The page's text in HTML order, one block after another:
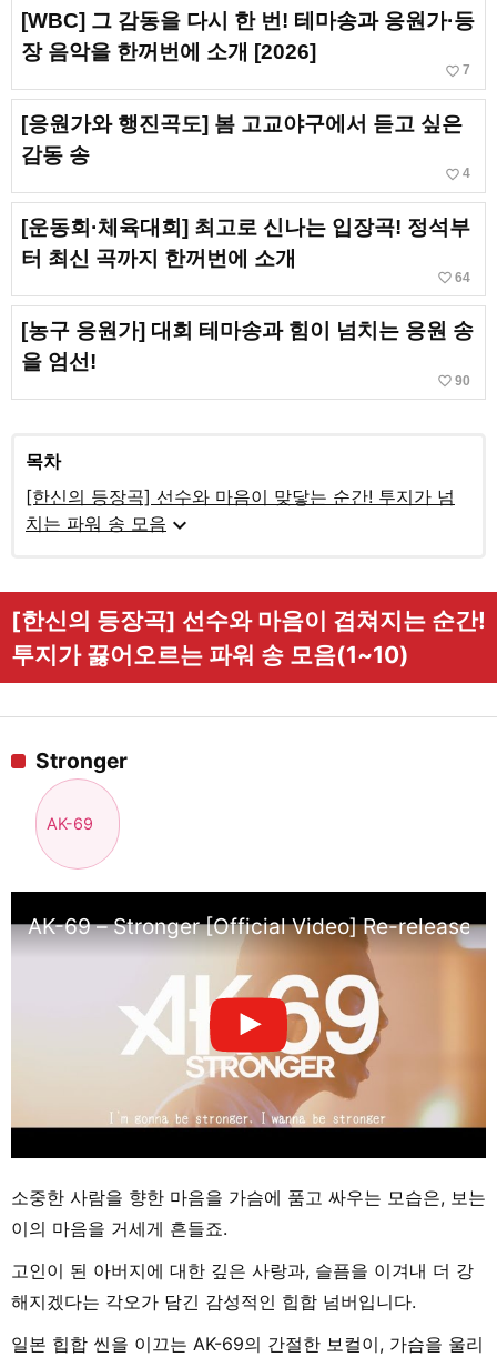
[WBC] 그 감동을 다시 한 번! 테마송과 응원가·등
장 음악을 한꺼번에 소개 [2026]
favorite_border 7
[응원가와 행진곡도] 봄 고교야구에서 듣고 싶은
감동 송
favorite_border 4
[운동회·체육대회] 최고로 신나는 입장곡! 정석부
터 최신 곡까지 한꺼번에 소개
favorite_border 64
[농구 응원가] 대회 테마송과 힘이 넘치는 응원 송
을 엄선!
favorite_border 90
목차
[한신의 등장곡] 선수와 마음이 맞닿는 순간! 투지가 넘
치는 파워 송 모음 expand_more
[한신의 등장곡] 선수와 마음이 겹쳐지는 순간!
투지가 끓어오르는 파워 송 모음(1~10)
Stronger
AK-69
AK-69 – Stronger [Official Video] Re-release
소중한 사람을 향한 마음을 가슴에 품고 싸우는 모습은, 보는
이의 마음을 거세게 흔들죠.
고인이 된 아버지에 대한 깊은 사랑과, 슬픔을 이겨내 더 강
해지겠다는 각오가 담긴 감성적인 힙합 넘버입니다.
일본 힙합 씬을 이끄는 AK-69의 간절한 보컬이, 가슴을 울리